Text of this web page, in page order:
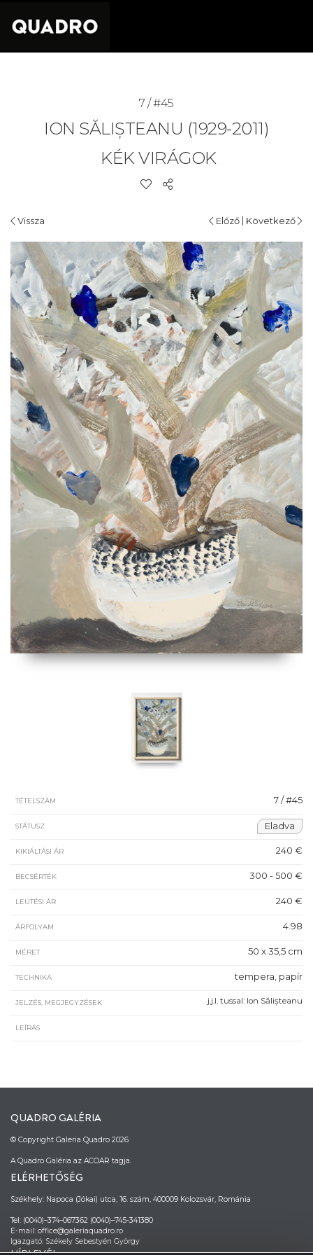
7 / #45
ION SĂLIȘTEANU (1929-2011)
KÉK VIRÁGOK
Vissza Előző | Következő
TÉTELSZÁM 7 / #45
STÁTUSZ Eladva
KIKIÁLTÁSI ÁR 240 €
BECSÉRTÉK 300 - 500 €
LEÜTÉSI ÁR 240 €
ÁRFOLYAM 4.98
MÉRET 50 x 35,5 cm
TECHNIKA tempera, papír
JELZÉS, MEGJEGYZÉSEK j.j.l. tussal: Ion Sălișteanu
LEÍRÁS
QUADRO GALÉRIA
© Copyright Galeria Quadro 2026
A Quadro Galéria az ACOAR tagja.
ELÉRHETŐSÉG
Székhely: Napoca (Jókai) utca, 16. szám, 400009 Kolozsvár, Románia
Tel: (0040)–374–067362 (0040)–745-341380
E-mail: office@galeriaquadro.ro
Igazgató: Székely Sebestyén György